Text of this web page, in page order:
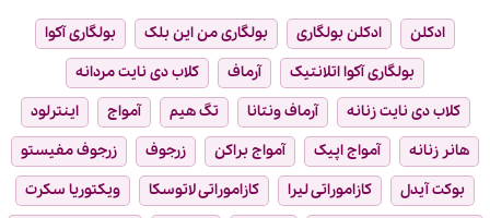
ادکلن ادکلن بولگاری بولگاری من این بلک
بولگاری آکوا
بولگاری آکوا اتلانتیک
آرماف
کلاب دی نایت مردانه
کلاب دی نایت زنانه
آرماف ونتانا تگ هیم آمواج
اینترلود
هانر زنانه
آمواج اپیک آمواج براکن زرجوف
زرجوف مفیستو
بوکت آیدل
کازاموراتی لیرا کازاموراتی لاتوسکا
ویکتوریا سکرت